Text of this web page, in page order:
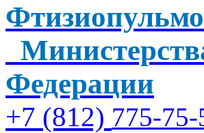
Федерации
+7 (812) 775-75-